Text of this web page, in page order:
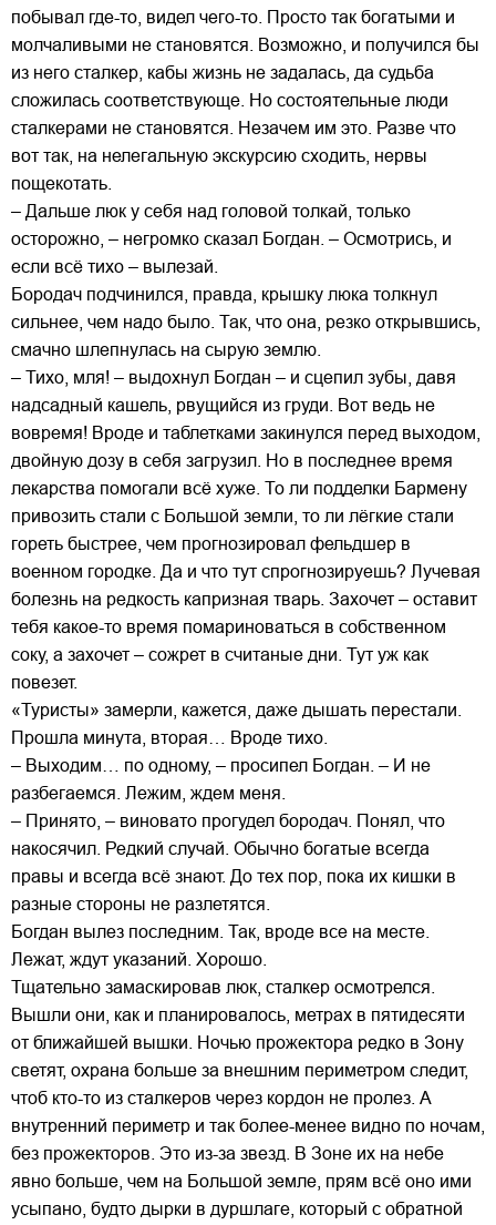
побывал где-то, видел чего-то. Просто так богатыми и
молчаливыми не становятся. Возможно, и получился бы
из него сталкер, кабы жизнь не задалась, да судьба
сложилась соответствующе. Но состоятельные люди
сталкерами не становятся. Незачем им это. Разве что
вот так, на нелегальную экскурсию сходить, нервы
пощекотать.
– Дальше люк у себя над головой толкай, только
осторожно, – негромко сказал Богдан. – Осмотрись, и
если всё тихо – вылезай.
Бородач подчинился, правда, крышку люка толкнул
сильнее, чем надо было. Так, что она, резко открывшись,
смачно шлепнулась на сырую землю.
– Тихо, мля! – выдохнул Богдан – и сцепил зубы, давя
надсадный кашель, рвущийся из груди. Вот ведь не
вовремя! Вроде и таблетками закинулся перед выходом,
двойную дозу в себя загрузил. Но в последнее время
лекарства помогали всё хуже. То ли подделки Бармену
привозить стали с Большой земли, то ли лёгкие стали
гореть быстрее, чем прогнозировал фельдшер в
военном городке. Да и что тут спрогнозируешь? Лучевая
болезнь на редкость капризная тварь. Захочет – оставит
тебя какое-то время помариноваться в собственном
соку, а захочет – сожрет в считаные дни. Тут уж как
повезет.
«Туристы» замерли, кажется, даже дышать перестали.
Прошла минута, вторая… Вроде тихо.
– Выходим… по одному, – просипел Богдан. – И не
разбегаемся. Лежим, ждем меня.
– Принято, – виновато прогудел бородач. Понял, что
накосячил. Редкий случай. Обычно богатые всегда
правы и всегда всё знают. До тех пор, пока их кишки в
разные стороны не разлетятся.
Богдан вылез последним. Так, вроде все на месте.
Лежат, ждут указаний. Хорошо.
Тщательно замаскировав люк, сталкер осмотрелся.
Вышли они, как и планировалось, метрах в пятидесяти
от ближайшей вышки. Ночью прожектора редко в Зону
светят, охрана больше за внешним периметром следит,
чтоб кто-то из сталкеров через кордон не пролез. А
внутренний периметр и так более-менее видно по ночам,
без прожекторов. Это из-за звезд. В Зоне их на небе
явно больше, чем на Большой земле, прям всё оно ими
усыпано, будто дырки в дуршлаге, который с обратной